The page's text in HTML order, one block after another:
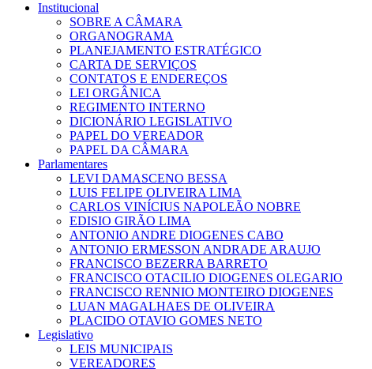
Institucional
SOBRE A CÂMARA
ORGANOGRAMA
PLANEJAMENTO ESTRATÉGICO
CARTA DE SERVIÇOS
CONTATOS E ENDEREÇOS
LEI ORGÂNICA
REGIMENTO INTERNO
DICIONÁRIO LEGISLATIVO
PAPEL DO VEREADOR
PAPEL DA CÂMARA
Parlamentares
LEVI DAMASCENO BESSA
LUIS FELIPE OLIVEIRA LIMA
CARLOS VINÍCIUS NAPOLEÃO NOBRE
EDISIO GIRÃO LIMA
ANTONIO ANDRE DIOGENES CABO
ANTONIO ERMESSON ANDRADE ARAUJO
FRANCISCO BEZERRA BARRETO
FRANCISCO OTACILIO DIOGENES OLEGARIO
FRANCISCO RENNIO MONTEIRO DIOGENES
LUAN MAGALHAES DE OLIVEIRA
PLACIDO OTAVIO GOMES NETO
Legislativo
LEIS MUNICIPAIS
VEREADORES